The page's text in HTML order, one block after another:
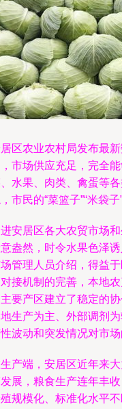
区农业农村局发布最
市场供应充足，完全
水果、肉类、禽蛋等
市民的“菜篮子”“米袋子
安居区各大农贸市场
盎然，时令水果色泽
管理人员介绍，得益
接机制的完善，本地
要产区建立了稳定的
生产为主、外部调剂
波动和突发情况对市场
产端，安居区近年来
展，粮食生产连年丰
规模化、标准化水平